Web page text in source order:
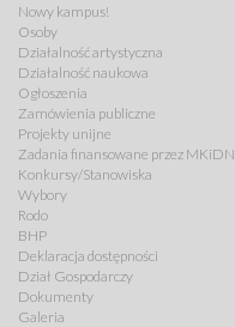
Nowy kampus!
Osoby
Działalność artystyczna
Działalność naukowa
Ogłoszenia
Zamówienia publiczne
Projekty unijne
Zadania finansowane przez MKiDN
Konkursy/Stanowiska
Wybory
Rodo
BHP
Deklaracja dostępności
Dział Gospodarczy
Dokumenty
Galeria